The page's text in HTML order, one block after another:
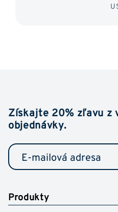
Získajte 20% zľavu z
objednávky.
Produkty